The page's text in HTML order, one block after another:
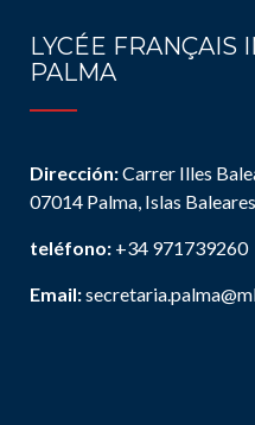
LYCÉE FRANÇAIS
PALMA
Dirección:Carrer Illes
07014 Palma, Islas Baleares
teléfono: +34 971739260
Email: